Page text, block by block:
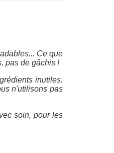
Ce que
pas de gâchis !
inutiles.
n'utilisons pas
soin, pour les